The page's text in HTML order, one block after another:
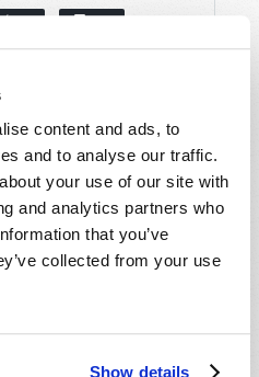
content and ads, to
and to analyse our traffic.
your use of our site with
and analytics partners who
that you’ve
collected from your use
Show details
PDF